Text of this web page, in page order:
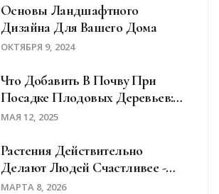
Основы Ландшафтного
Дизайна Для Вашего Дома
ОКТЯБРЯ 9, 2024
Что Добавить В Почву При
Посадке Плодовых Деревьев:
Базовые Советы Для Весенней
МАЯ 12, 2025
Растения Действительно
Делают Людей Счастливее -
Научные Факты И Как Это
МАРТА 8, 2026